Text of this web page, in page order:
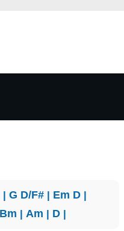
| G D/F#| Em D|
Bm | Am | D|